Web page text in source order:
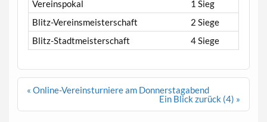
Vereinspokal
1 Sieg
Blitz-Vereinsmeisterschaft
2 Siege
Blitz-Stadtmeisterschaft
4 Siege
Beitragsnavigation
« Online-Vereinsturniere am Donnerstagabend
Ein Blick zurück (4) »